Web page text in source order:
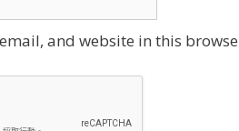
and website in this